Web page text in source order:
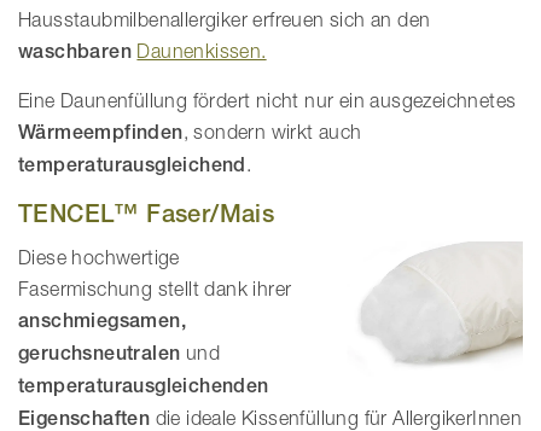
Hausstaubmilbenallergiker erfreuen sich an den
waschbaren Daunenkissen.
Eine Daunenfüllung fördert nicht nur ein ausgezeichnetes
Wärmeempfinden, sondern wirkt auch
temperaturausgleichend.
TENCEL™ Faser/Mais
Diese hochwertige
Fasermischung stellt dank ihrer
anschmiegsamen,
geruchsneutralen und
temperaturausgleichenden
Eigenschaften die ideale Kissenfüllung für AllergikerInnen